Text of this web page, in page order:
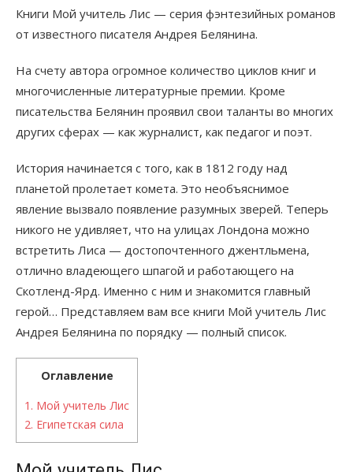
Книги Мой учитель Лис — серия фэнтезийных романов
от известного писателя Андрея Белянина.
На счету автора огромное количество циклов книг и
многочисленные литературные премии. Кроме
писательства Белянин проявил свои таланты во многих
других сферах — как журналист, как педагог и поэт.
История начинается с того, как в 1812 году над
планетой пролетает комета. Это необъяснимое
явление вызвало появление разумных зверей. Теперь
никого не удивляет, что на улицах Лондона можно
встретить Лиса — достопочтенного джентльмена,
отлично владеющего шпагой и работающего на
Скотленд-Ярд. Именно с ним и знакомится главный
герой… Представляем вам все книги Мой учитель Лис
Андрея Белянина по порядку — полный список.
Оглавление
1. Мой учитель Лис
2. Египетская сила